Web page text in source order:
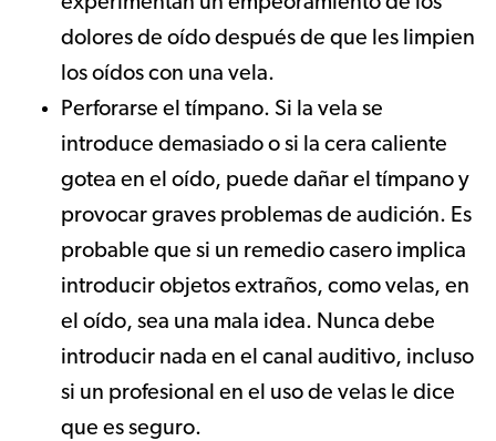
dolores de oído después de que les limpien
los oídos con una vela.
Perforarse el tímpano. Si la vela se
introduce demasiado o si la cera caliente
gotea en el oído, puede dañar el tímpano y
provocar graves problemas de audición. Es
probable que si un remedio casero implica
introducir objetos extraños, como velas, en
el oído, sea una mala idea. Nunca debe
introducir nada en el canal auditivo, incluso
si un profesional en el uso de velas le dice
que es seguro.